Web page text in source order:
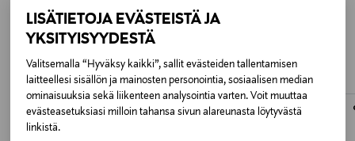
LISÄTIETOJA EVÄSTEISTÄ JA
YKSITYISYYDESTÄ
Valitsemalla “Hyväksy kaikki”, sallit evästeiden tallentamisen
laitteellesi sisällön ja mainosten personointia, sosiaalisen median
ominaisuuksia sekä liikenteen analysointia varten. Voit muuttaa
evästeasetuksiasi milloin tahansa sivun alareunasta löytyvästä
linkistä.
Mayoral Moda Infantil SAU
Valmistajan osoite
Mayoral Moda Infantil SAU, Calle La Orotava 118 –
29006 Málaga, Spain
Digitaalinen osoite
LISÄÄ KIINNOSTAVIA
TUOTTEITA